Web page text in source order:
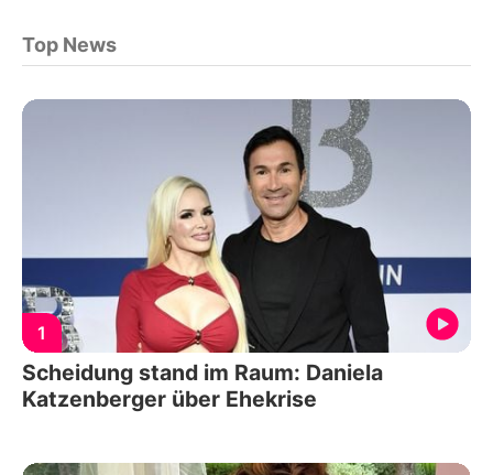
Top News
1
Scheidung stand im Raum: Daniela
Katzenberger über Ehekrise